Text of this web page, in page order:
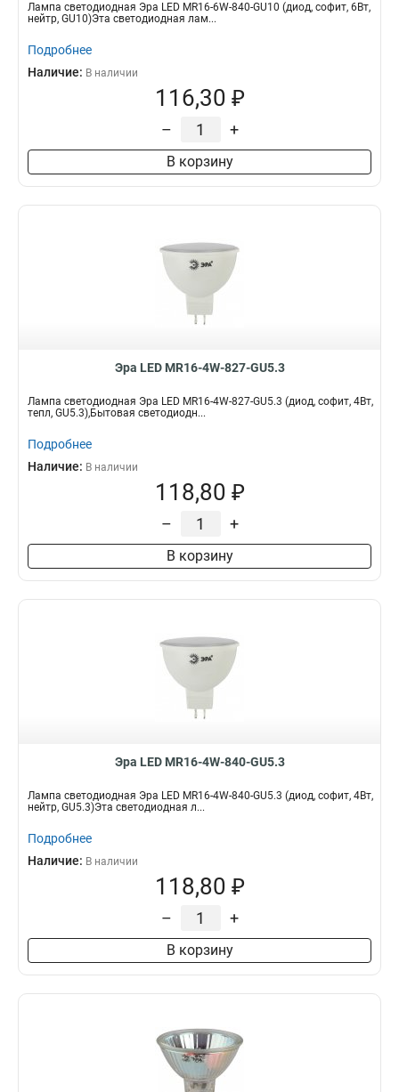
Лампа светодиодная Эра LED MR16-6W-840-GU10 (диод, софит, 6Вт,
нейтр, GU10)Эта светодиодная лам...
Подробнее
Наличие: В наличии
116,30 ₽
– +
В корзину
Эра LED MR16-4W-827-GU5.3
Лампа светодиодная Эра LED MR16-4W-827-GU5.3 (диод, софит, 4Вт,
тепл, GU5.3),Бытовая светодиодн...
Подробнее
Наличие: В наличии
118,80 ₽
– +
В корзину
Эра LED MR16-4W-840-GU5.3
Лампа светодиодная Эра LED MR16-4W-840-GU5.3 (диод, софит, 4Вт,
нейтр, GU5.3)Эта светодиодная л...
Подробнее
Наличие: В наличии
118,80 ₽
– +
В корзину